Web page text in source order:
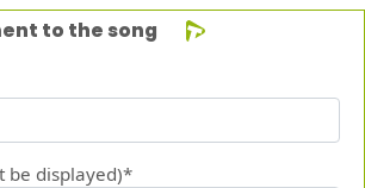
to the song
be displayed)*